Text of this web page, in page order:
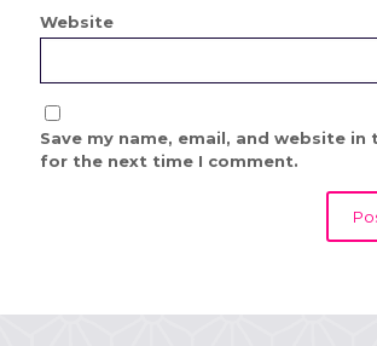
Website
Save my name, email, and website in
for the next time I comment.